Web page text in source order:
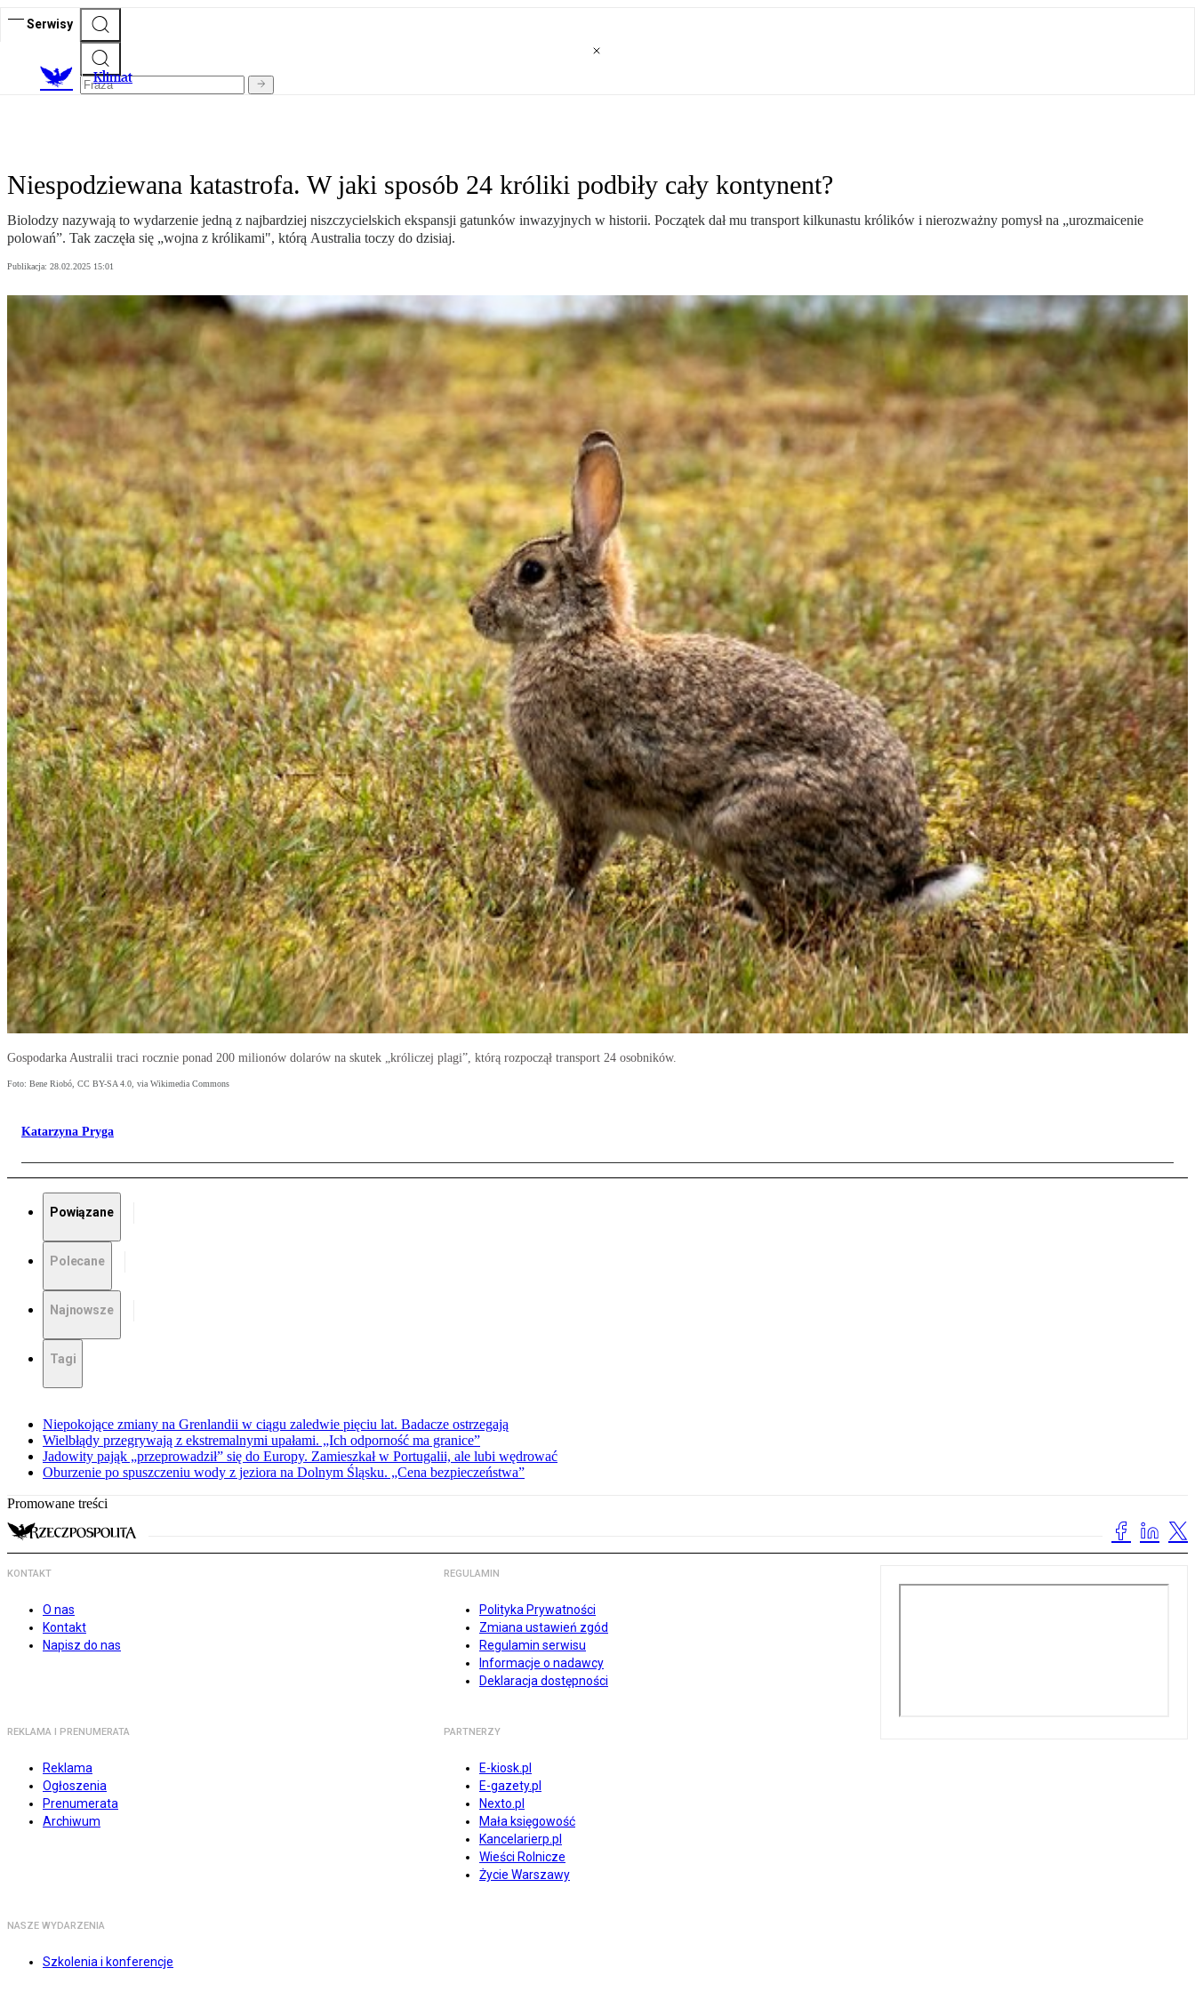
Serwisy
Klimat
Niespodziewana katastrofa. W jaki sposób 24 króliki podbiły cały kontynent?
Biolodzy nazywają to wydarzenie jedną z najbardziej niszczycielskich ekspansji gatunków inwazyjnych w historii. Początek dał mu transport kilkunastu królików i nierozważny pomysł na „urozmaicenie
polowań”. Tak zaczęła się „wojna z królikami", którą Australia toczy do dzisiaj.
Publikacja: 28.02.2025 15:01
Gospodarka Australii traci rocznie ponad 200 milionów dolarów na skutek „króliczej plagi”, którą rozpoczął transport 24 osobników.
Foto: Bene Riobó, CC BY-SA 4.0, via Wikimedia Commons
Katarzyna Pryga
Powiązane
Polecane
Najnowsze
Tagi
Niepokojące zmiany na Grenlandii w ciągu zaledwie pięciu lat. Badacze ostrzegają
Wielbłądy przegrywają z ekstremalnymi upałami. „Ich odporność ma granice”
Jadowity pająk „przeprowadził” się do Europy. Zamieszkał w Portugalii, ale lubi wędrować
Oburzenie po spuszczeniu wody z jeziora na Dolnym Śląsku. „Cena bezpieczeństwa”
Promowane treści
KONTAKT
O nas
Kontakt
Napisz do nas
REGULAMIN
Polityka Prywatności
Zmiana ustawień zgód
Regulamin serwisu
Informacje o nadawcy
Deklaracja dostępności
REKLAMA I PRENUMERATA
Reklama
Ogłoszenia
Prenumerata
Archiwum
PARTNERZY
E-kiosk.pl
E-gazety.pl
Nexto.pl
Mała księgowość
Kancelarierp.pl
Wieści Rolnicze
Życie Warszawy
NASZE WYDARZENIA
Szkolenia i konferencje